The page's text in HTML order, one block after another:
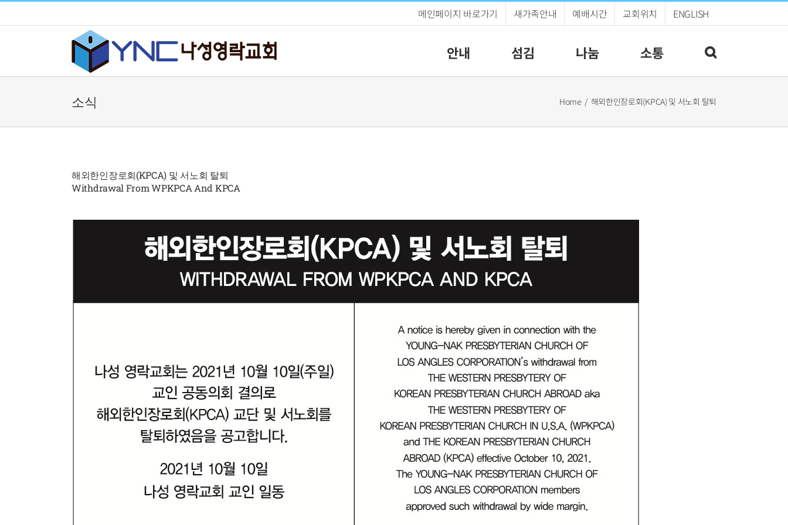
to
메인페이지 바로가기 새가족안내 예배시간 교회위치 ENGLISH
안내 섬김 나눔 소통
소식 Home 해외한인장로회(KPCA) 및 서노회 탈퇴
해외한인장로회(KPCA) 및 서노회 탈퇴
Withdrawal From WPKPCA And KPCA